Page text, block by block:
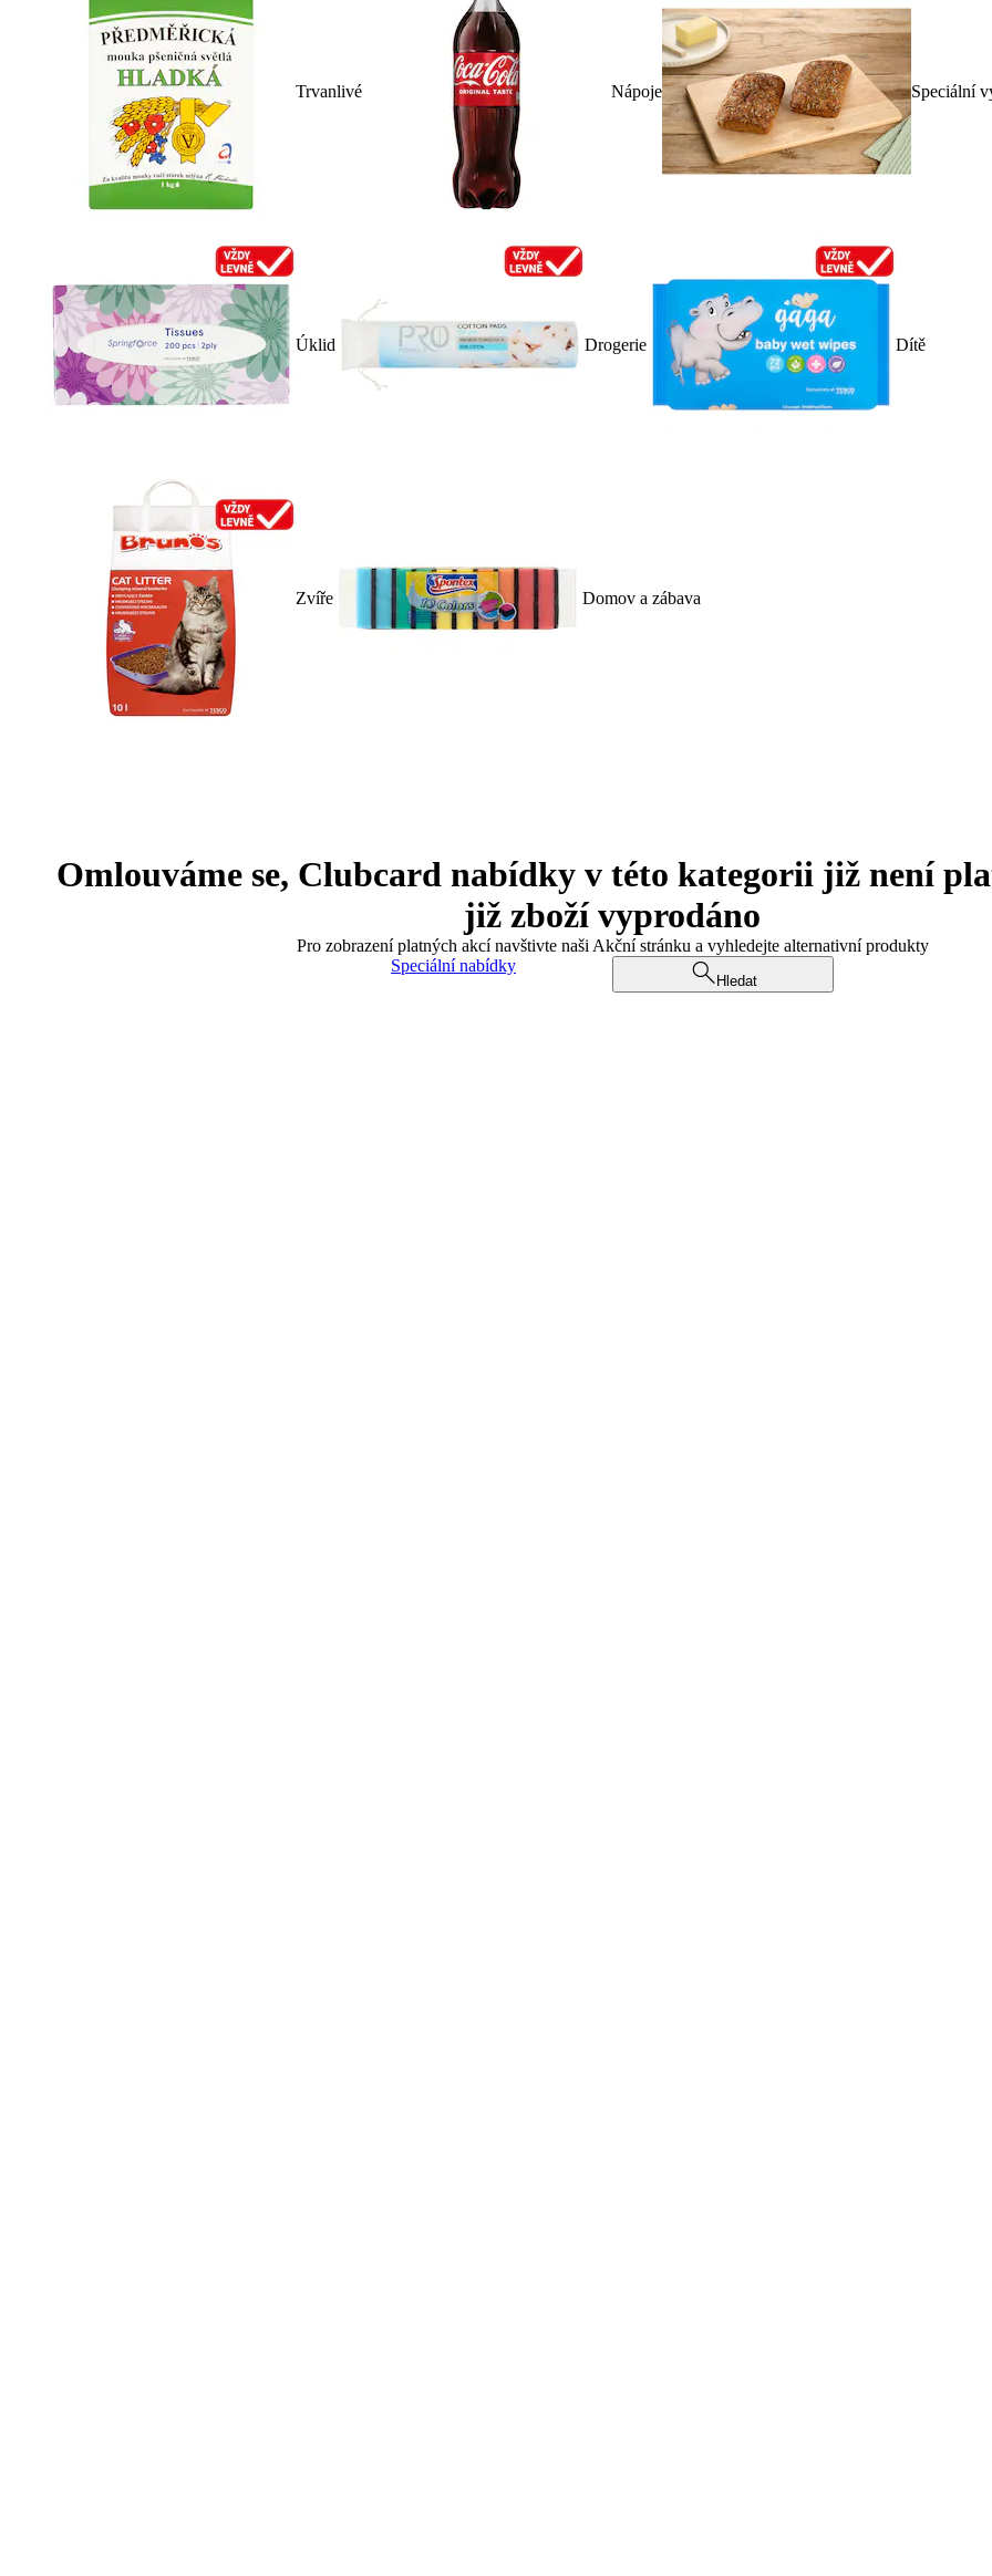
Trvanlivé Nápoje Speciální
Úklid Drogerie Dítě
Zvíře Domov a zábava
Omlouváme se, Clubcard nabídky v této kategorii již není
již zboží vyprodáno
Pro zobrazení platných akcí navštivte naši Akční stránku a vyhledejte alternativní produkty
Speciální nabídky
Hledat